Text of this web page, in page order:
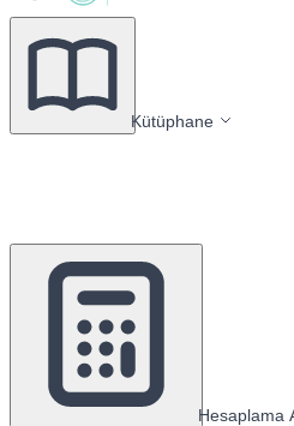
Kütüphane
Hesaplama